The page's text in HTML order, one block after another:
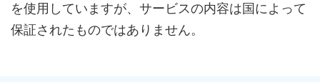
を使用していますが、サービスの内容は国によって
保証されたものではありません。